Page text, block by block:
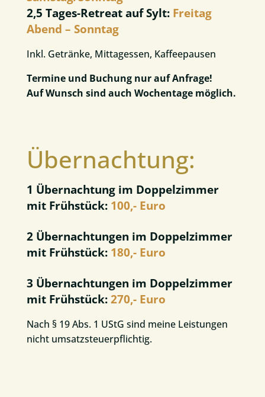
2,5 Tages-Retreat auf Sylt: Freitag
Abend – Sonntag
Inkl. Getränke, Mittagessen, Kaffeepausen
Termine und Buchung nur auf Anfrage!
Auf Wunsch sind auch Wochentage möglich.
Übernachtung:
1 Übernachtung im Doppelzimmer
mit Frühstück: 100,- Euro
2 Übernachtungen im Doppelzimmer
mit Frühstück: 180,- Euro
3 Übernachtungen im Doppelzimmer
mit Frühstück: 270,- Euro
Nach § 19 Abs. 1 UStG sind meine Leistungen
nicht umsatzsteuerpflichtig.